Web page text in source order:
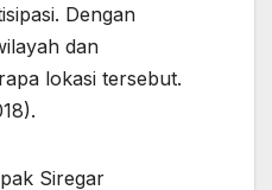
Dengan
dan
lokasi tersebut.
Siregar